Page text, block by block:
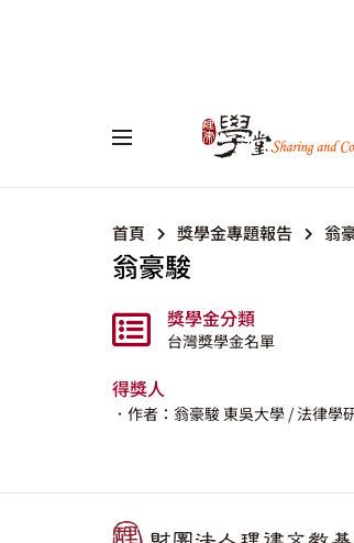
首頁 獎學金專題報告 翁
翁豪駿
獎學金分類
台灣獎學金名單
得獎人
．作者：翁豪駿 東吳大學 / 法律學